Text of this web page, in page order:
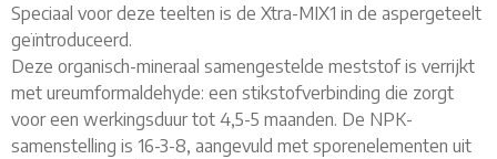
Speciaal voor deze teelten is de Xtra-MIX1 in de aspergeteelt
geïntroduceerd.
Deze organisch-mineraal samengestelde meststof is verrijkt
met ureumformaldehyde: een stikstofverbinding die zorgt
voor een werkingsduur tot 4,5-5 maanden. De NPK-
samenstelling is 16-3-8, aangevuld met sporenelementen uit